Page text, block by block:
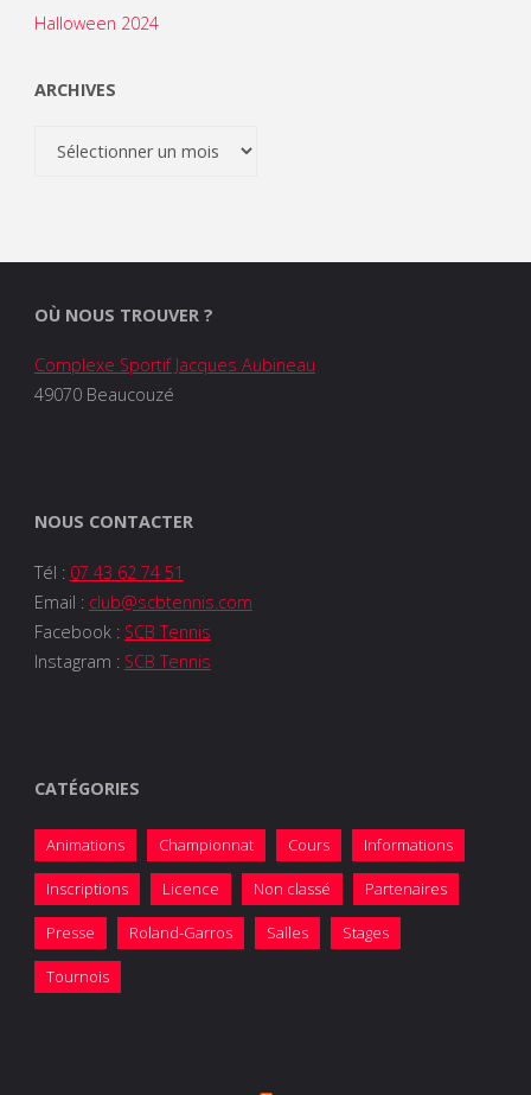
Halloween 2024
ARCHIVES
OÙ NOUS TROUVER ?
Complexe Sportif Jacques Aubineau
49070 Beaucouzé
NOUS CONTACTER
Tél : 07 43 62 74 51
Email : club@scbtennis.com
Facebook : SCB Tennis
Instagram : SCB Tennis
CATÉGORIES
Animations Championnat Cours Informations
Inscriptions Licence Non classé Partenaires
Presse Roland-Garros Salles Stages
Tournois